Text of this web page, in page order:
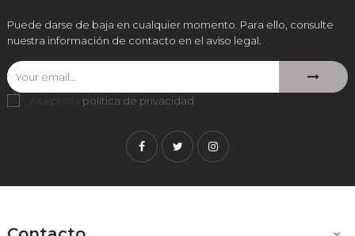
Puede darse de baja en cualquier momento. Para ello, consulte
nuestra información de contacto en el aviso legal.
Acepto la política de privacidad
FacebookTwitterInstagram